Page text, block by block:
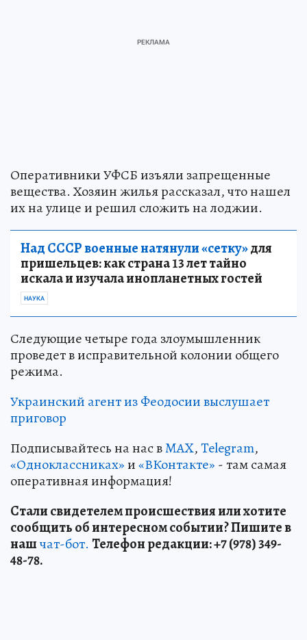
Оперативники УФСБ изъяли запрещенные
вещества. Хозяин жилья рассказал, что нашел
их на улице и решил сложить на лоджии.
Над СССР военные натянули «сетку»для
пришельцев: как страна 13 лет тайно
искала и изучала инопланетных гостей
НАУКА
Следующие четыре года злоумышленник
проведет в исправительной колонии общего
режима.
Украинский агент из Феодосии выслушает
приговор
Подписывайтесь на нас вMAX,Telegram,
«Одноклассниках»и«ВКонтакте» - там самая
оперативная информация!
Стали свидетелем происшествия или хотите
сообщить об интересном событии? Пишите в
нашчат-бот. Телефон редакции: +7 (978) 349-
48-78.